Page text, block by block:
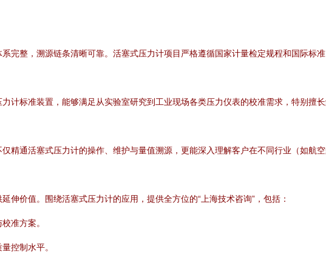
完整，溯源链条清晰可靠。活塞式压力计项目严格遵循国家计量检定规程和国际标
计标准装置，能够满足从实验室研究到工业现场各类压力仪表的校准需求，特别擅
精通活塞式压力计的操作、维护与量值溯源，更能深入理解客户在不同行业（如航
伸价值。围绕活塞式压力计的应用，提供全方位的“上海技术咨询”，包括：
准方案。
控制水平。